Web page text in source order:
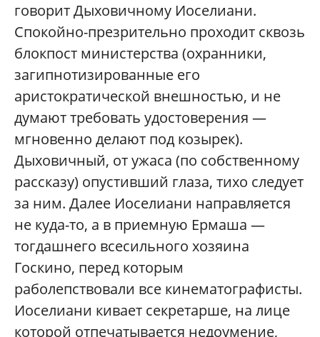
говорит Дыховичному Иоселиани.
Спокойно-презрительно проходит сквозь
блокпост министерства (охранники,
загипнотизированные его
аристократической внешностью, и не
думают требовать удостоверения —
мгновенно делают под козырек).
Дыховичный, от ужаса (по собственному
рассказу) опустивший глаза, тихо следует
за ним. Далее Иоселиани направляется
не куда-то, а в приемную Ермаша —
тогдашнего всесильного хозяина
Госкино, перед которым
раболепствовали все кинематографисты.
Иоселиани кивает секретарше, на лице
которой отпечатывается недоумение,